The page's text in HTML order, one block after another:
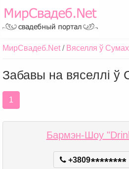
МирСвадеб.Net Вяселля ў Сумах
Забавы на вяселлі ў
1
Бармэн-Шоу
+3809********